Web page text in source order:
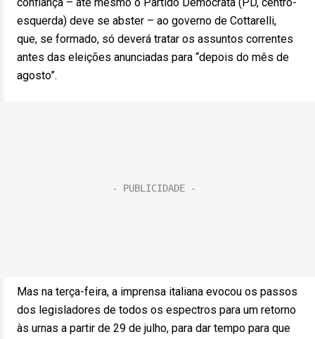
esquerda) deve se abster – ao governo de Cottarelli,
que, se formado, só deverá tratar os assuntos correntes
antes das eleições anunciadas para “depois do mês de
agosto”.
Mas na terça-feira, a imprensa italiana evocou os passos
dos legisladores de todos os espectros para um retorno
às urnas a partir de 29 de julho, para dar tempo para que